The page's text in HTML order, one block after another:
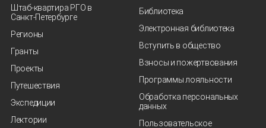
Штаб-квартира РГО в
Санкт‑Петербурге
Регионы
Гранты
Проекты
Путешествия
Экспедиции
Лектории
Библиотека
Электронная библиотека
Вступить в общество
Взносы и пожертвования
Программы лояльности
Обработка персональных
данных
Пользовательское